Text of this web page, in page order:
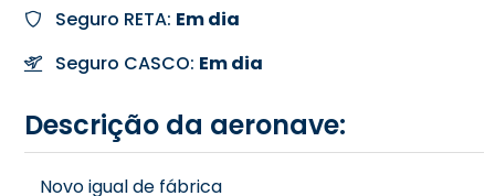
Seguro RETA: Em dia
Seguro CASCO: Em dia
Descrição da aeronave:
Novo igual de fábrica